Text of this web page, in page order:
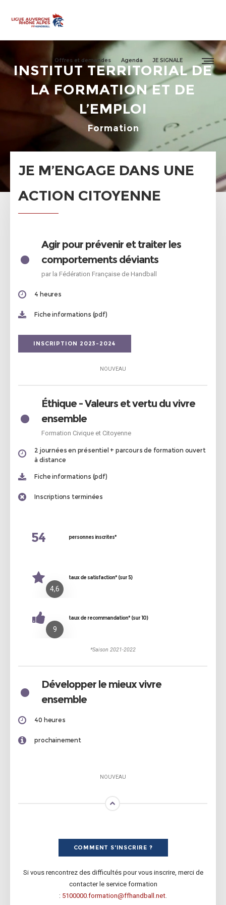
Offres et demandes Agenda JE SIGNALE
INSTITUT TERRITORIAL DE
LA FORMATION ET DE
L’EMPLOI
Formation
JE M’ENGAGE DANS UNE
ACTION CITOYENNE
•
Agir pour prévenir et traiter les
comportements déviants
par la Fédération Française de Handball
4 heures
Fiche informations (pdf)
INSCRIPTION 2023-2024
NOUVEAU
•
Éthique - Valeurs et vertu du vivre
ensemble
Formation Civique et Citoyenne
2 journées en présentiel + parcours de formation ouvert
à distance
Fiche informations (pdf)
Inscriptions terminées
54 personnes inscrites*
4,6
taux de satisfaction* (sur 5)
9
taux de recommandation* (sur 10)
*Saison 2021-2022
•
Développer le mieux vivre
ensemble
40 heures
prochainement
NOUVEAU
COMMENT S'INSCRIRE ?
Si vous rencontrez des difficultés pour vous inscrire, merci de
contacter le service formation
: 5100000.formation@ffhandball.net.